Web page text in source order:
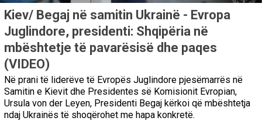
Kiev/ Begaj në samitin Ukrainë - Evropa
Juglindore, presidenti: Shqipëria në
mbështetje të pavarësisë dhe paqes
(VIDEO)
Në prani të liderëve të Evropës Juglindore pjesëmarrës në
Samitin e Kievit dhe Presidentes së Komisionit Evropian,
Ursula von der Leyen, Presidenti Begaj kërkoi që mbështetja
ndaj Ukrainës të shoqërohet me hapa konkretë.